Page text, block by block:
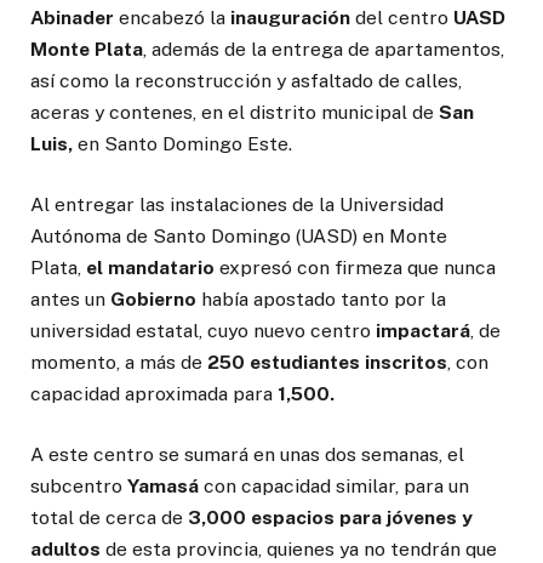
Abinader encabezó la inauguración del centro UASD
Monte Plata, además de la entrega de apartamentos,
así como la reconstrucción y asfaltado de calles,
aceras y contenes, en el distrito municipal de San
Luis, en Santo Domingo Este.
Al entregar las instalaciones de la Universidad
Autónoma de Santo Domingo (UASD) en Monte
Plata, el mandatario expresó con firmeza que nunca
antes un Gobierno había apostado tanto por la
universidad estatal, cuyo nuevo centro impactará, de
momento, a más de 250 estudiantes inscritos, con
capacidad aproximada para 1,500.
A este centro se sumará en unas dos semanas, el
subcentro Yamasá con capacidad similar, para un
total de cerca de 3,000 espacios para jóvenes y
adultos de esta provincia, quienes ya no tendrán que